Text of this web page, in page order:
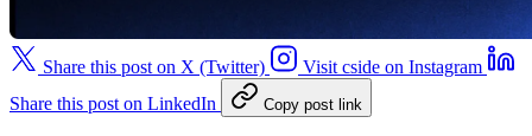
Share this post on X (Twitter)
Visit cside on Instagram
Share this post on LinkedIn
Copy post link